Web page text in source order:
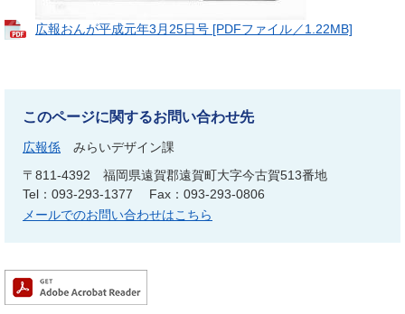
広報おんが平成元年3月25日号 [PDFファイル／1.22MB]
このページに関するお問い合わせ先
広報係
みらいデザイン課
〒811-4392
福岡県遠賀郡遠賀町大字今古賀513番地
Tel：093-293-1377
Fax：093-293-0806
メールでのお問い合わせはこちら